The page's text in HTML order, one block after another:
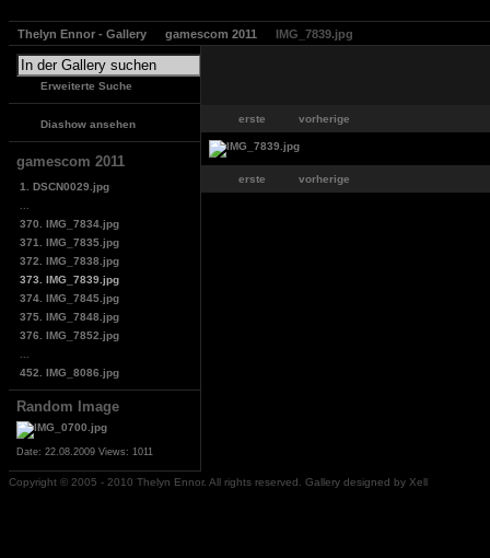
Thelyn Ennor - Gallery gamescom 2011 IMG_7839.jpg
Erweiterte Suche
Diashow ansehen
gamescom 2011
1. DSCN0029.jpg
370. IMG_7834.jpg
371. IMG_7835.jpg
372. IMG_7838.jpg
373. IMG_7839.jpg
374. IMG_7845.jpg
375. IMG_7848.jpg
376. IMG_7852.jpg
452. IMG_8086.jpg
Random Image
Date: 22.08.2009 Views: 1011
erste vorherige
erste vorherige
Copyright © 2005 - 2010 Thelyn Ennor. All rights reserved. Gallery designed by Xell